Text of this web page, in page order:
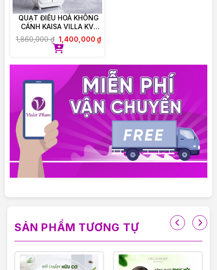
QUẠT ĐIỀU HOÀ KHÔNG
CÁNH KAISA VILLA KV-
QKC6622
1,860,000₫ 1,400,000 ₫
SẢN PHẨM TƯƠNG TỰ